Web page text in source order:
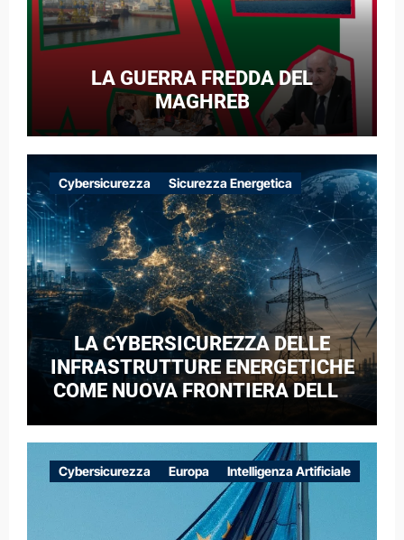
LA GUERRA FREDDA DEL
MAGHREB
Cybersicurezza Sicurezza Energetica
LA CYBERSICUREZZA DELLE
INFRASTRUTTURE ENERGETICHE
COME NUOVA FRONTIERA DELLA
CASO DELLE RETI ELETTRICHE
EUROPEE NEL CONTESTO DELLA
GUERRA IBRIDA
Cybersicurezza Europa Intelligenza Artificiale